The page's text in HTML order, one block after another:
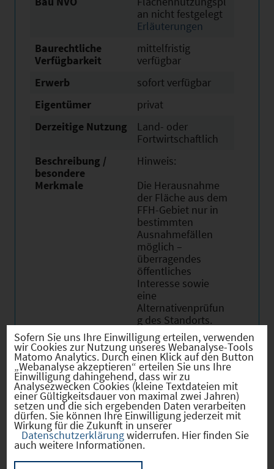
an nicht festgelegt
Erläuterungen
Baurechtliche
Verfügbarkeit
mittelfristig
verfügbar
Erwerb
sofort verfügbar
Eigentümer
privat
Derzeitige Nutzung
Land- oder
Fortwirtschaftlich
Beschreibung /
besondere
Merkmale
Hinweis:
Die Herausnahme
der Fläche aus dem
FFH-Gebiet nur in
bestimmten
Ausnahmefällen
möglich –
überragendes
öffentliches
Interesse sowie
eine
Alternativenprüfun
g des Standorts.
Für weitere
Informationen
kontaktieren Sie
gerne Herrn Dieter
Küfner (Erhard-
Zethner-Weg 12,
95336 Mainleus;
Mobil: +49 160 611
0001 D; Email:
Sofern Sie uns Ihre Einwilligung erteilen, verwenden
wir Cookies zur Nutzung unseres Webanalyse-Tools
Matomo Analytics. Durch einen Klick auf den Button
„Webanalyse akzeptieren“ erteilen Sie uns Ihre
Einwilligung dahingehend, dass wir zu
Analysezwecken Cookies (kleine Textdateien mit
einer Gültigkeitsdauer von maximal zwei Jahren)
setzen und die sich ergebenden Daten verarbeiten
dürfen. Sie können Ihre Einwilligung jederzeit mit
Wirkung für die Zukunft in unserer
Datenschutzerklärungwiderrufen. Hier finden Sie
auch weitere Informationen.